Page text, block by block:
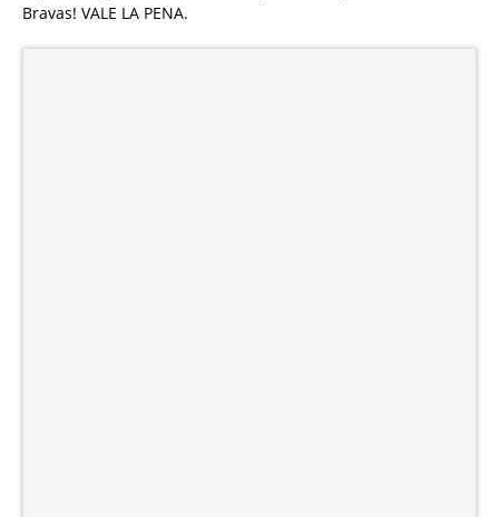
Bravas! VALE LA PENA.